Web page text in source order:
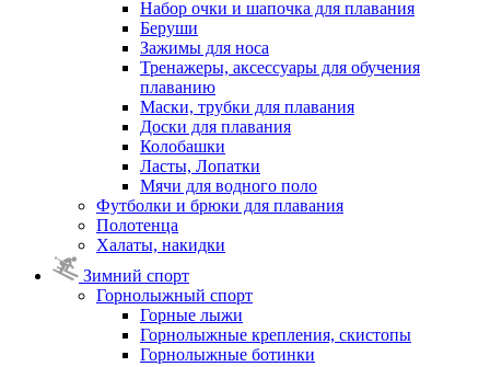
Набор очки и шапочка для плавания
Беруши
Зажимы для носа
Тренажеры, аксессуары для обучения
плаванию
Маски, трубки для плавания
Доски для плавания
Колобашки
Ласты, Лопатки
Мячи для водного поло
Футболки и брюки для плавания
Полотенца
Халаты, накидки
Зимний спорт
Горнолыжный спорт
Горные лыжи
Горнолыжные крепления, скистопы
Горнолыжные ботинки